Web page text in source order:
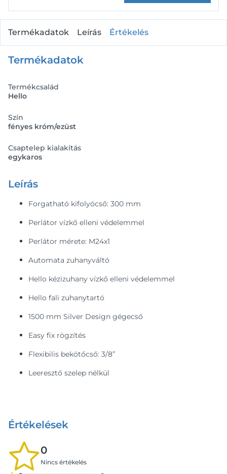
Termékadatok Leírás Értékelés
Termékadatok
Termékcsalád
Hello
Szín
fényes króm/ezüst
Csaptelep kialakítás
egykaros
Leírás
Forgatható kifolyócső: 300 mm
Perlátor vízkő elleni védelemmel
Perlátor mérete: M24x1
Automata zuhanyváltó
Hello kézizuhany vízkő elleni védelemmel
Hello fali zuhanytartó
1500 mm Silver Design gégecső
Easy fix rögzítés
Flexibilis bekötőcső: 3/8”
Leeresztő szelep nélkül
Értékelések
0
Nincs értékelés